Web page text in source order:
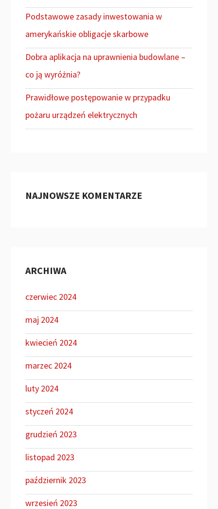
Podstawowe zasady inwestowania w
amerykańskie obligacje skarbowe
Dobra aplikacja na uprawnienia budowlane –
co ją wyróżnia?
Prawidłowe postępowanie w przypadku
pożaru urządzeń elektrycznych
NAJNOWSZE KOMENTARZE
ARCHIWA
czerwiec 2024
maj 2024
kwiecień 2024
marzec 2024
luty 2024
styczeń 2024
grudzień 2023
listopad 2023
październik 2023
wrzesień 2023